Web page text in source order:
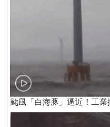
颱風「白海豚」逼近！工